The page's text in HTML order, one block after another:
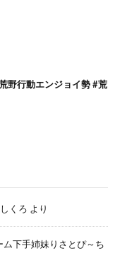
野行動エンジョイ勢 #荒
くろ より
下手姉妹りさとぴ～ち